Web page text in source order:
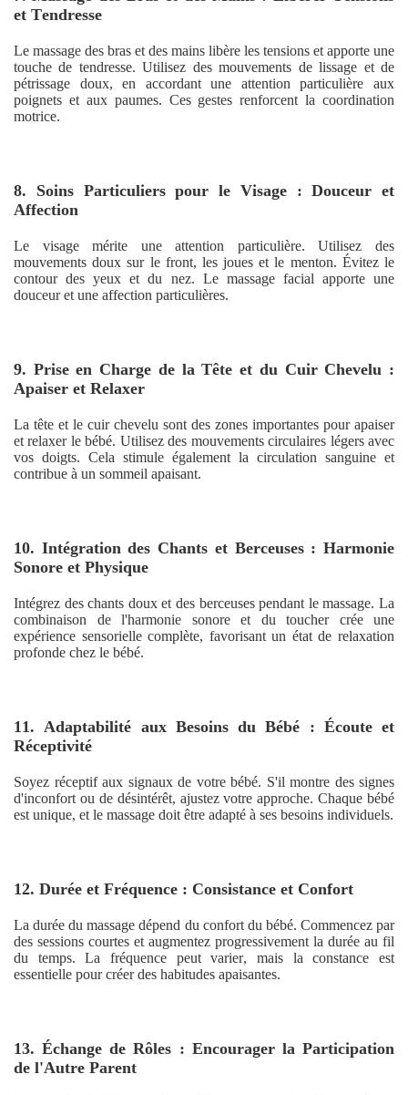
et Tendresse
Le massage des bras et des mains libère les tensions et apporte une
touche de tendresse. Utilisez des mouvements de lissage et de
pétrissage doux, en accordant une attention particulière aux
poignets et aux paumes. Ces gestes renforcent la coordination
motrice.
8. Soins Particuliers pour le Visage : Douceur et
Affection
Le visage mérite une attention particulière. Utilisez des
mouvements doux sur le front, les joues et le menton. Évitez le
contour des yeux et du nez. Le massage facial apporte une
douceur et une affection particulières.
9. Prise en Charge de la Tête et du Cuir Chevelu :
Apaiser et Relaxer
La tête et le cuir chevelu sont des zones importantes pour apaiser
et relaxer le bébé. Utilisez des mouvements circulaires légers avec
vos doigts. Cela stimule également la circulation sanguine et
contribue à un sommeil apaisant.
10. Intégration des Chants et Berceuses : Harmonie
Sonore et Physique
Intégrez des chants doux et des berceuses pendant le massage. La
combinaison de l'harmonie sonore et du toucher crée une
expérience sensorielle complète, favorisant un état de relaxation
profonde chez le bébé.
11. Adaptabilité aux Besoins du Bébé : Écoute et
Réceptivité
Soyez réceptif aux signaux de votre bébé. S'il montre des signes
d'inconfort ou de désintérêt, ajustez votre approche. Chaque bébé
est unique, et le massage doit être adapté à ses besoins individuels.
12. Durée et Fréquence : Consistance et Confort
La durée du massage dépend du confort du bébé. Commencez par
des sessions courtes et augmentez progressivement la durée au fil
du temps. La fréquence peut varier, mais la constance est
essentielle pour créer des habitudes apaisantes.
13. Échange de Rôles : Encourager la Participation
de l'Autre Parent